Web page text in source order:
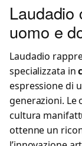
Laudadio
uomo e
Laudadio
specializzata in
espressione di
generazioni.
cultura
ottenne un